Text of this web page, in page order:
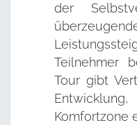
der
Teilnehmer
Tour gibt
Komfortzone